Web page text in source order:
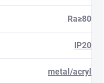
Ra≥80
IP20
metal/acryl